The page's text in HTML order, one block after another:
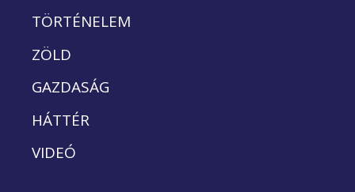
TÖRTÉNELEM
ZÖLD
GAZDASÁG
HÁTTÉR
VIDEÓ